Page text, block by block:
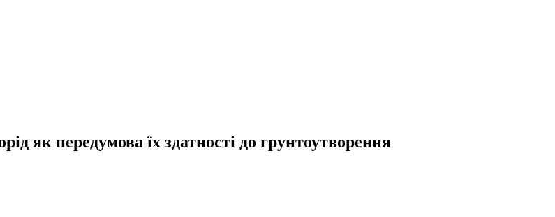
як передумова їх здатності до грунтоутворення